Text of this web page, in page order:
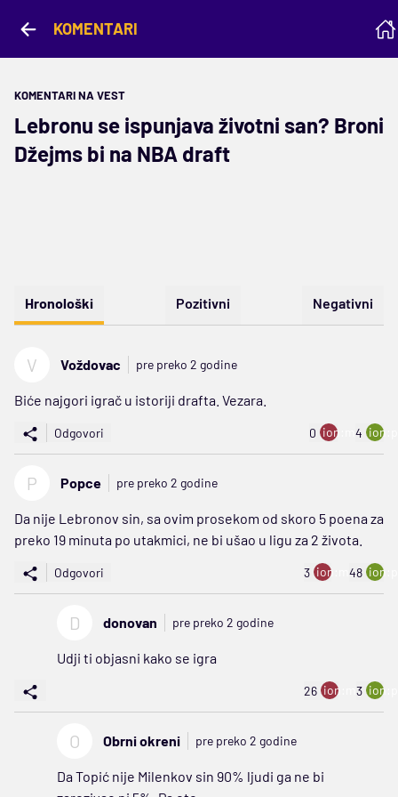
KOMENTARI
KOMENTARI NA VEST
Lebronu se ispunjava životni san? Broni
Džejms bi na NBA draft
Hronološki Pozitivni Negativni
V Voždovac pre preko 2 godine
Biće najgori igrač u istoriji drafta. Vezara.
Odgovori 0 ion:minus
4
P Popce pre preko 2 godine
Da nije Lebronov sin, sa ovim prosekom od skoro 5 poena za
preko 19 minuta po utakmici, ne bi ušao u ligu za 2 života.
Odgovori 3 ion:minus
48
D donovan pre preko 2 godine
Udji ti objasni kako se igra
26 ion:minus
3
O Obrni okreni pre preko 2 godine
Da Topić nije Milenkov sin 90% ljudi ga ne bi